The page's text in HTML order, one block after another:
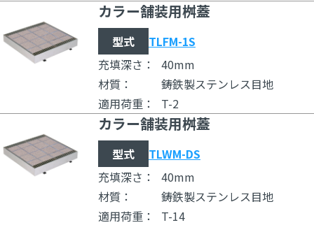
カラー舗装用桝蓋
型式
TLFM-1S
充填深さ：
40mm
材質：
鋳鉄製ステンレス目地
適用荷重：
T-2
カラー舗装用桝蓋
型式
TLWM-DS
充填深さ：
40mm
材質：
鋳鉄製ステンレス目地
適用荷重：
T-14